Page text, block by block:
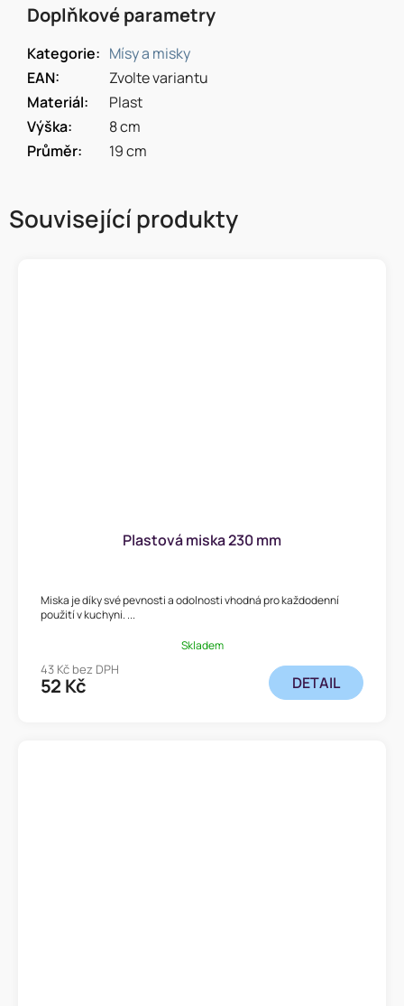
Doplňkové parametry
Kategorie: Mísy a misky
EAN:
Zvolte variantu
Materiál:
Plast
Výška:
8 cm
Průměr: 19 cm
Související produkty
Plastová miska 230 mm
Miska je díky své pevnosti a odolnosti vhodná pro každodenní
použití v kuchyni. ...
Skladem
43 Kč bez DPH
52 Kč DETAIL